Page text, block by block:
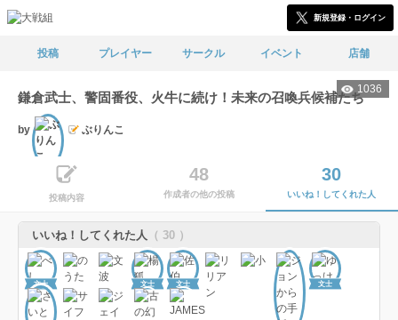
新規登録・ログイン
投稿 プレイヤー サークル イベント 店舗
1036
鎌倉武士、警固番役、火牛に続け！未来の召喚兵候補たち
by ぶりんこ
投稿内容
48
作成者の他の投稿
30
いいね！してくれた人
いいね！してくれた人 （ 30 ）
文士 文士 文士 文士